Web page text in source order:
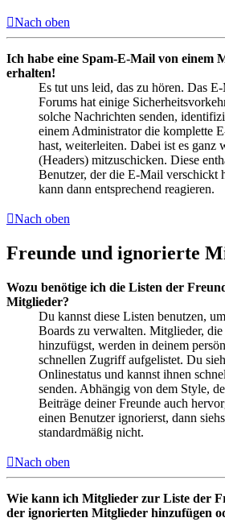
Nach oben
Ich habe eine Spam-E-Mail von einem
erhalten!
Es tut uns leid, das zu hören. Das
Forums hat einige
solche Nachrichten senden,
einem Administrator die komplette
hast, weiterleiten. Dabei ist es ganz
(Headers) mitzuschicken. Diese
Benutzer, der die E-Mail verschickt
kann dann entsprechend reagieren.
Nach oben
Freunde und ignorierte
Wozu benötige ich die Listen der
Mitglieder?
Du kannst diese Listen benutzen,
Boards zu verwalten. Mitglieder,
hinzufügst, werden in deinem
schnellen Zugriff aufgelistet. Du
Onlinestatus und kannst ihnen
senden. Abhängig von dem Style,
Beiträge deiner Freunde auch
einen Benutzer ignorierst, dann
standardmäßig nicht.
Nach oben
Wie kann ich Mitglieder zur Liste der
der ignorierten Mitglieder hinzufügen